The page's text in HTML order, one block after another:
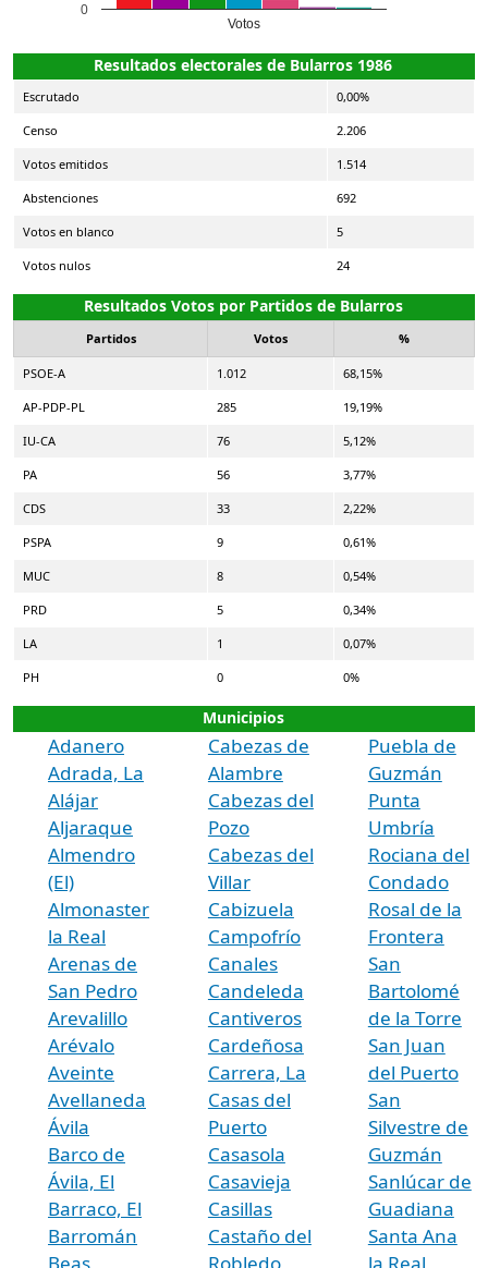
Votos
0
Resultados electorales de Bularros 1986
Escrutado 0,00%
Censo 2.206
Votos emitidos 1.514
Abstenciones 692
Votos en blanco 5
Votos nulos 24
Resultados Votos por Partidos de Bularros
Partidos Votos %
PSOE-A 1.012 68,15%
AP-PDP-PL 285 19,19%
IU-CA 76 5,12%
PA 56 3,77%
CDS 33 2,22%
PSPA 9 0,61%
MUC 8 0,54%
PRD 5 0,34%
LA 1 0,07%
PH 0 0%
Municipios
Adanero
Adrada, La
Alájar
Aljaraque
Almendro
(El)
Almonaster
la Real
Arenas de
San Pedro
Arevalillo
Arévalo
Aveinte
Avellaneda
Ávila
Barco de
Ávila, El
Barraco, El
Barromán
Beas
Cabezas de
Alambre
Cabezas del
Pozo
Cabezas del
Villar
Cabizuela
Campofrío
Canales
Candeleda
Cantiveros
Cardeñosa
Carrera, La
Casas del
Puerto
Casasola
Casavieja
Casillas
Castaño del
Robledo
Puebla de
Guzmán
Punta
Umbría
Rociana del
Condado
Rosal de la
Frontera
San
Bartolomé
de la Torre
San Juan
del Puerto
San
Silvestre de
Guzmán
Sanlúcar de
Guadiana
Santa Ana
la Real